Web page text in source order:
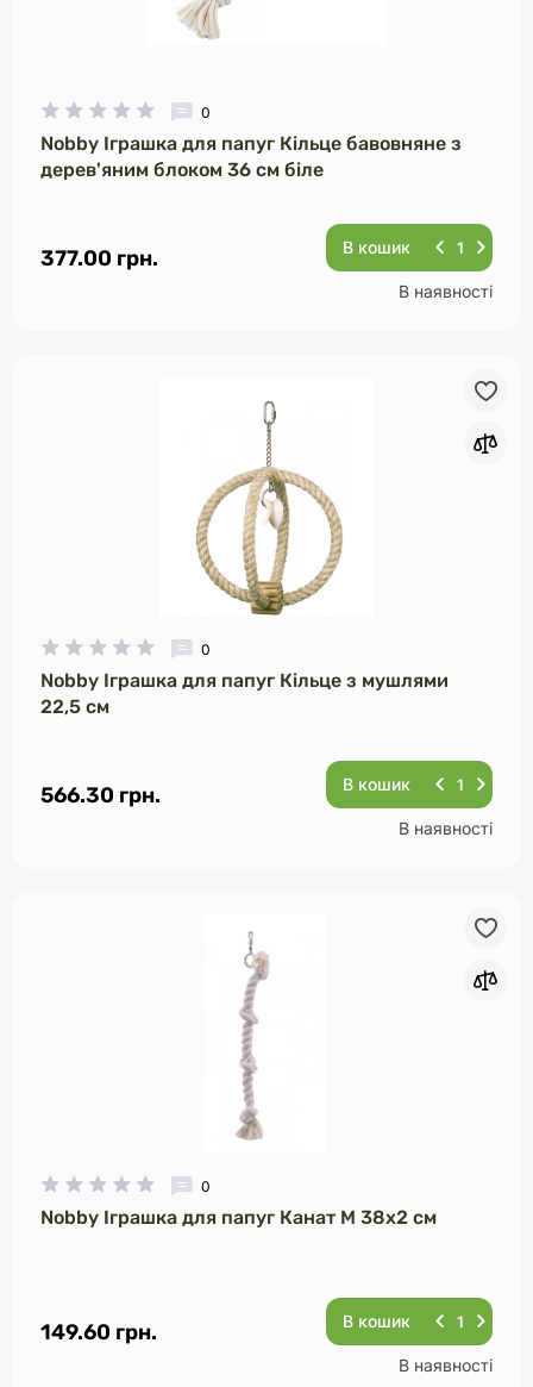
0
Nobby Іграшка для папуг Кільце бавовняне з
дерев'яним блоком 36 см біле
377.00 грн. В кошик
В наявності
0
Nobby Іграшка для папуг Кільце з мушлями
22,5 см
566.30 грн. В кошик
В наявності
0
Nobby Іграшка для папуг Канат M 38х2 см
149.60 грн. В кошик
В наявності